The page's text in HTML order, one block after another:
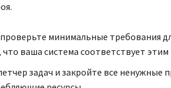
минимальные требования
ваша система соответствует
задач и закройте все